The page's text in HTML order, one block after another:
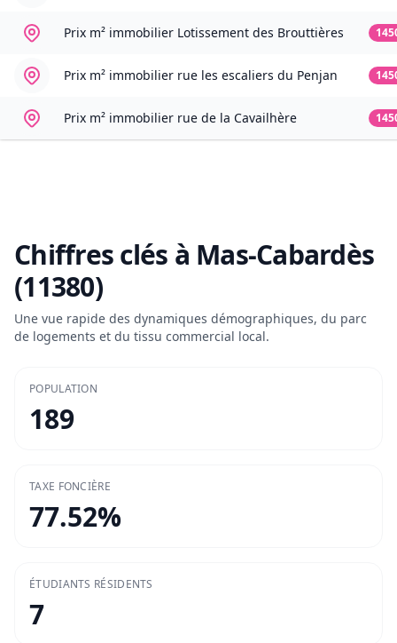
Prix m² immobilier Lotissement des Brouttières
Prix m² immobilier rue les escaliers du Penjan
Prix m² immobilier rue de la Cavailhère
Chiffres clés à Mas-Cabardès
(11380)
Une vue rapide des dynamiques démographiques, du parc
de logements et du tissu commercial local.
POPULATION
189
TAXE FONCIÈRE
77.52%
ÉTUDIANTS RÉSIDENTS
7